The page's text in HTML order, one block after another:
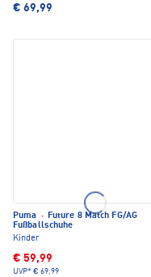
€ 69,99
Puma · Future 8 Match FG/AG
Fußballschuhe
Kinder
€ 59,99
UVP* € 69,99